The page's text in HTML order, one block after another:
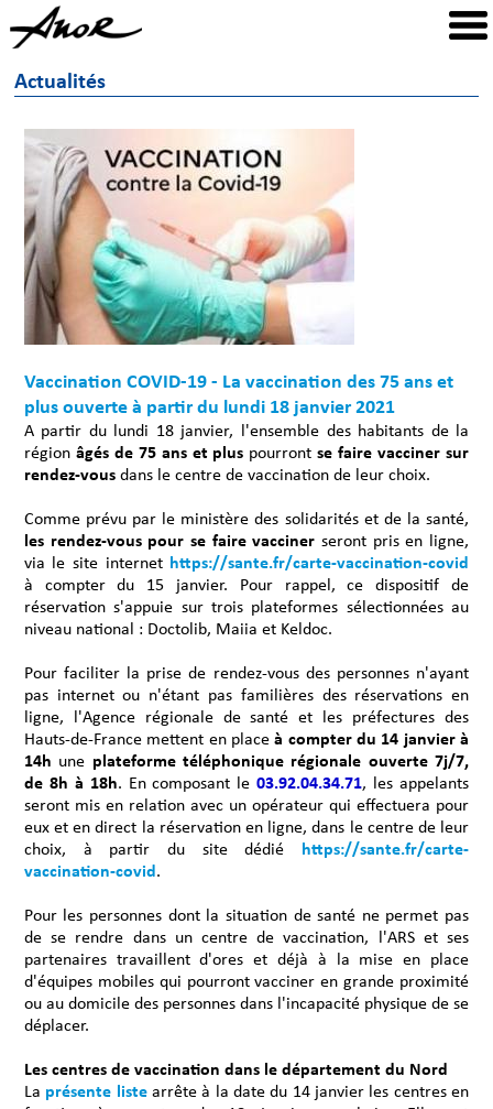
Actualités
Vaccination COVID-19 - La vaccination des 75 ans et
plus ouverte à partir du lundi 18 janvier 2021
A partir du lundi 18 janvier, l'ensemble des habitants de la
région âgés de 75 ans et plus pourrontse faire vacciner sur
rendez-vousdans le centre de vaccination de leur choix.
Comme prévu par le ministère des solidarités et de la santé,
les rendez-vous pour se faire vacciner seront pris en ligne,
via le site internet https://sante.fr/carte-vaccination-covid
à compter du 15 janvier. Pour rappel, ce dispositif de
réservation s'appuie sur trois plateformes sélectionnées au
niveau national : Doctolib, Maiia et Keldoc.
Pour faciliter la prise de rendez-vous des personnes n'ayant
pas internet ou n'étant pas familières des réservations en
ligne, l'Agence régionale de santé et les préfectures des
Hauts-de-France mettent en placeà compter du 14 janvier à
14h une plateforme téléphonique régionale ouverte 7j/7,
de 8h à 18h. En composant le03.92.04.34.71, les appelants
seront mis en relation avec un opérateur qui effectuera pour
eux et en direct la réservation en ligne, dans le centre de leur
choix, à partir du site dédié
https://sante.fr/carte-
vaccination-covid .
Pour les personnes dont la situation de santé ne permet pas
de se rendre dans un centre de vaccination, l'ARS et ses
partenaires travaillent d'ores et déjà à la mise en place
d'équipes mobiles qui pourront vacciner en grande proximité
ou au domicile des personnes dans l'incapacité physique de se
déplacer.
Les centres de vaccination dans le département du Nord
La présente listearrête à la date du 14 janvier les centres en